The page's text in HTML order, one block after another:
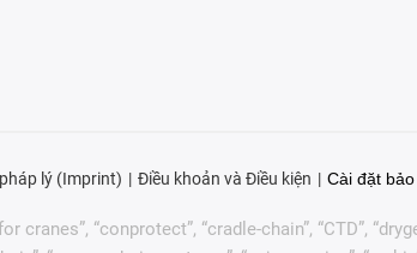
lý (Imprint) Điều khoản và Điều kiện Cài đặt
“conprotect”, “cradle-chain”, “CTD”,